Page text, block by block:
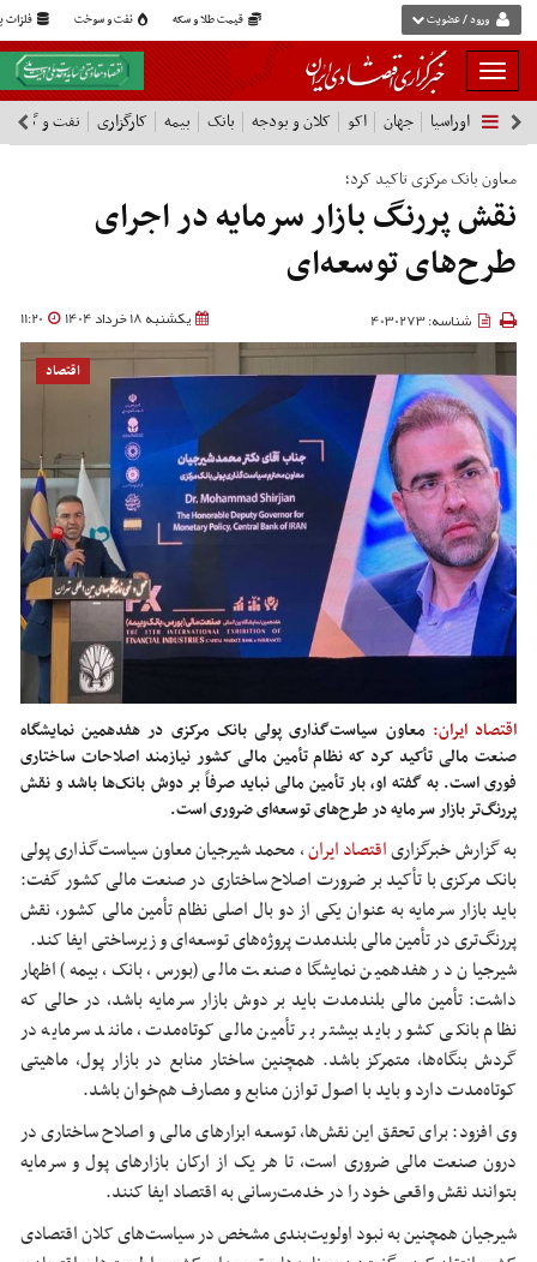
قیمت طلا و سکه نفت و سوخت فلزات ورود / عضویت
بار
و
بسته
نمودن
فهرست
اوراسیا جهان اکو کلان و بودجه بانک بیمه کارگزاری نفت و گاز
معاون بانک مرکزی تاکید کرد؛
نقش پررنگ‌ بازار سرمایه در اجرای
طرح‌های توسعه‌ای
یکشنبه 18 خرداد 1404 11:20 شناسه: 4030273
اقتصاد
اقتصاد ایران: معاون سیاست‌گذاری پولی بانک مرکزی در هفدهمین نمایشگاه
صنعت مالی تأکید کرد که نظام تأمین مالی کشور نیازمند اصلاحات ساختاری
فوری است. به گفته او، بار تأمین مالی نباید صرفاً بر دوش بانک‌ها باشد و نقش
پررنگ‌تر بازار سرمایه در طرح‌های توسعه‌ای ضروری است.
به گزارش خبرگزاریاقتصاد ایران،محمد شیرجیان معاون سیاست‌گذاری پولی
بانک مرکزی با تأکید بر ضرورت اصلاح ساختاری در صنعت مالی کشور گفت:
باید بازار سرمایه به عنوان یکی از دو بال اصلی نظام تأمین مالی کشور، نقش
پررنگ‌تری در تأمین مالی بلندمدت پروژه‌های توسعه‌ای و زیرساختی ایفا کند.
شیرجیان در هفدهمین نمایشگاه صنعت مالی (بورس، بانک، بیمه) اظهار
داشت: تأمین مالی بلندمدت باید بر دوش بازار سرمایه باشد، در حالی که
نظام بانکی کشور باید بیشتر بر تأمین مالی کوتاه‌مدت، مانند سرمایه در
گردش بنگاه‌ها، متمرکز باشد. همچنین ساختار منابع در بازار پول، ماهیتی
کوتاه‌مدت دارد و باید با اصول توازن منابع و مصارف هم‌خوان باشد.
وی افزود: برای تحقق این نقش‌ها، توسعه ابزارهای مالی و اصلاح ساختاری در
درون صنعت مالی ضروری است، تا هر یک از ارکان بازارهای پول و سرمایه
بتوانند نقش واقعی خود را در خدمت‌رسانی به اقتصاد ایفا کنند.
شیرجیان همچنین به نبود اولویت‌بندی مشخص در سیاست‌های کلان اقتصادی